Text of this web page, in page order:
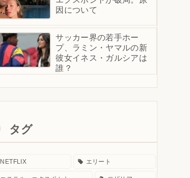
因について
サッカー界の若手ホー
プ、ラミン・ヤマルの新
彼女イネス・ガルシアは
誰？
タグ
NETFLIX エリート